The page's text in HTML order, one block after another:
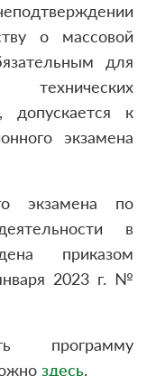
о массовой
для
технических
допускается к
экзамена
экзамена по
в
приказом
2023 г. №
программу
здесь.